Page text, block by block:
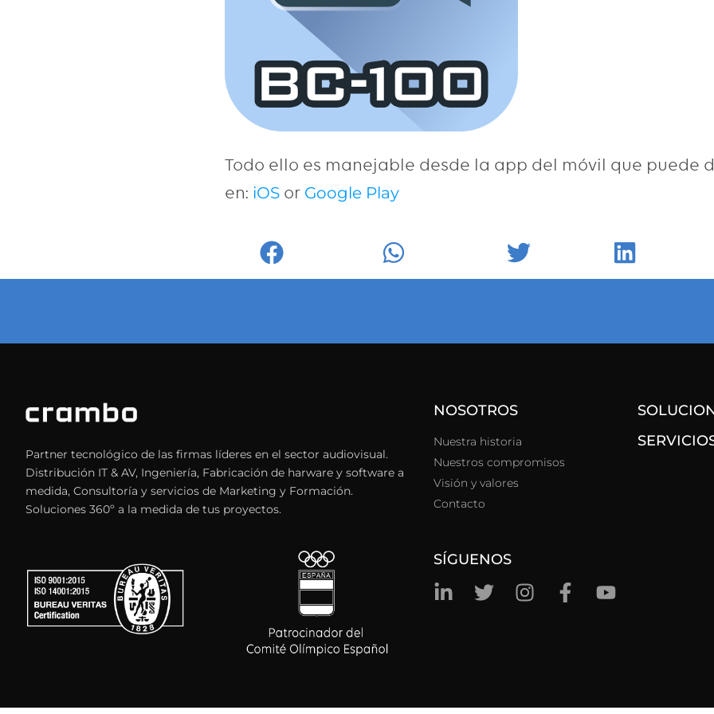
Todo ello es manejable desde la app del móvil que puede
en: iOS or Google Play
Partner tecnológico de las firmas líderes en el sector audiovisual.
Distribución IT & AV, Ingeniería, Fabricación de harware y software a
medida, Consultoría y servicios de Marketing y Formación.
Soluciones 360º a la medida de tus proyectos.
NOSOTROS
Nuestra historia
Nuestros compromisos
Visión y valores
Contacto
SÍGUENOS